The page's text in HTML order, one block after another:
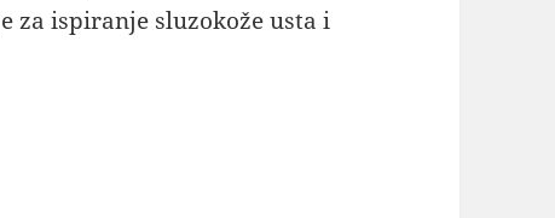
za ispiranje sluzokože usta i